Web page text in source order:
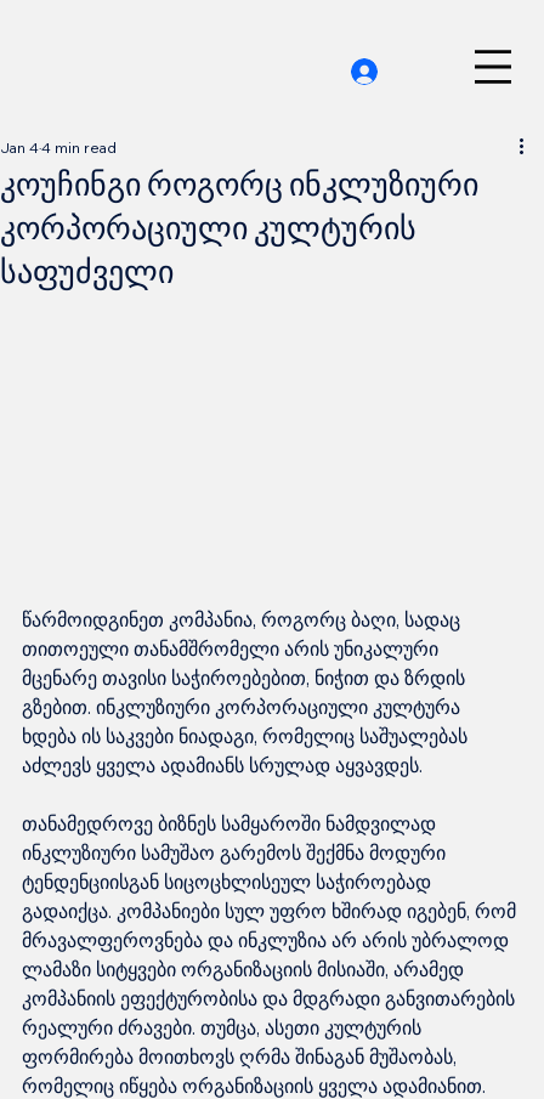
კოუჩინგი როგორც ინკლუზიური
კორპორაციული კულტურის
საფუძველი
Jan 44 min read
წარმოიდგინეთ კომპანია, როგორც ბაღი, სადაც
თითოეული თანამშრომელი არის უნიკალური
მცენარე თავისი საჭიროებებით, ნიჭით და ზრდის
გზებით. ინკლუზიური კორპორაციული კულტურა
ხდება ის საკვები ნიადაგი, რომელიც საშუალებას
აძლევს ყველა ადამიანს სრულად აყვავდეს.
თანამედროვე ბიზნეს სამყაროში ნამდვილად
ინკლუზიური სამუშაო გარემოს შექმნა მოდური
ტენდენციისგან სიცოცხლისეულ საჭიროებად
გადაიქცა. კომპანიები სულ უფრო ხშირად იგებენ, რომ
მრავალფეროვნება და ინკლუზია არ არის უბრალოდ
ლამაზი სიტყვები ორგანიზაციის მისიაში, არამედ
კომპანიის ეფექტურობისა და მდგრადი განვითარების
რეალური ძრავები. თუმცა, ასეთი კულტურის
ფორმირება მოითხოვს ღრმა შინაგან მუშაობას,
რომელიც იწყება ორგანიზაციის ყველა ადამიანით.